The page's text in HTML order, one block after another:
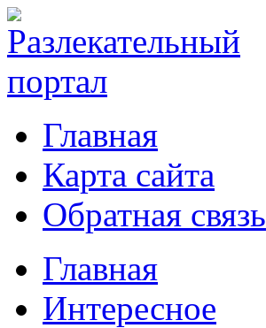
Главная
Карта сайта
Обратная связь
Главная
Интересное